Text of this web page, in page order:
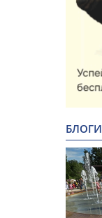
БЛОГИ